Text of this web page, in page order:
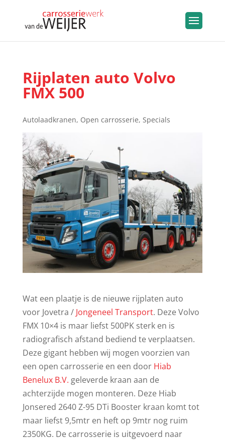
Rijplaten auto Volvo
FMX 500
Autolaadkranen, Open carrosserie, Specials
Wat een plaatje is de nieuwe rijplaten auto
voor Jovetra / Jongeneel Transport. Deze Volvo
FMX 10×4 is maar liefst 500PK sterk en is
radiografisch afstand bediend te verplaatsen.
Deze gigant hebben wij mogen voorzien van
een open carrosserie en een door Hiab
Benelux B.V. geleverde kraan aan de
achterzijde mogen monteren. Deze Hiab
Jonsered 2640 Z-95 DTi Booster kraan komt tot
maar liefst 9,5mtr en heft op 9mtr nog ruim
2350KG. De carrosserie is uitgevoerd naar